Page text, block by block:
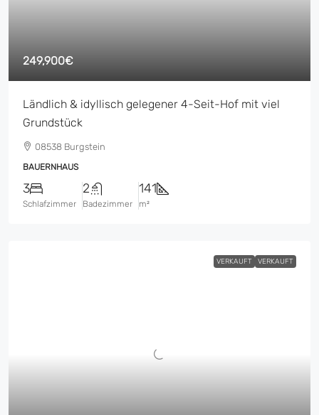
249,900€
Ländlich & idyllisch gelegener 4-Seit-Hof mit viel
Grundstück
08538 Burgstein
BAUERNHAUS
3
Schlafzimmer
2
Badezimmer
141
m²
VERKAUFT VERKAUFT